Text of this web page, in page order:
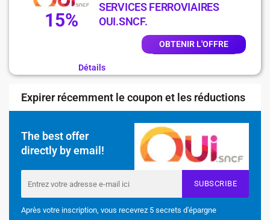
15%
SERVICES FERROVIAIRES
OUI.SNCF.
OBTENIR L'OFFRE
Détails
Expirer récemment le coupon et les réductions
The best offer
directly by email!
SUBSCRIBE
Après votre inscription, vous recevrez 5 secrets d'épargne